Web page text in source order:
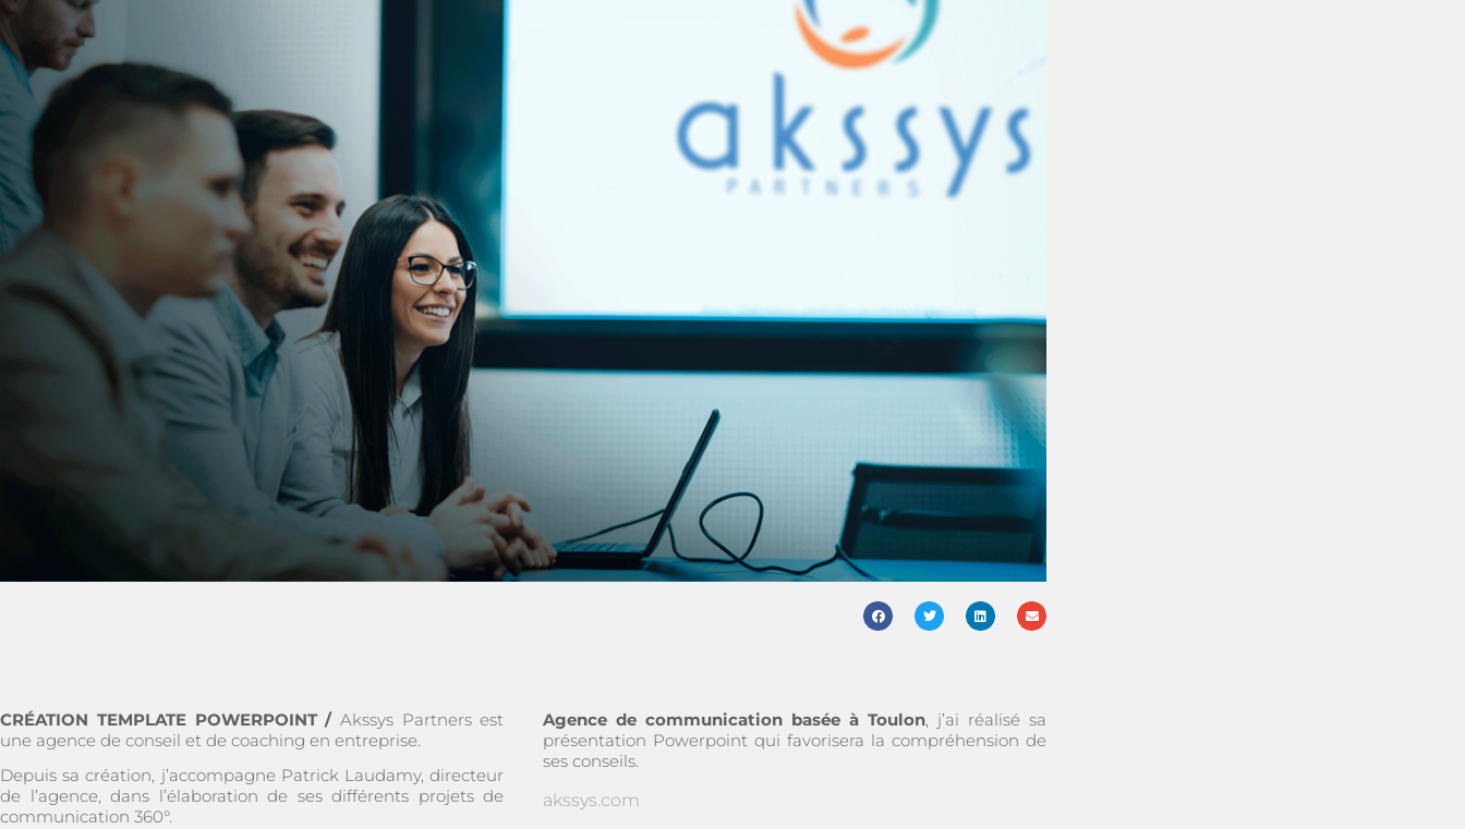
CRÉATION TEMPLATE POWERPOINT / Akssys Partners est
une agence de conseil et de coaching en entreprise.
Depuis sa création, j’accompagne Patrick Laudamy, directeur
de l’agence, dans l’élaboration de ses différents projets de
communication 360°.
Agence de communication basée à Toulon, j’ai réalisé sa
présentation Powerpoint qui favorisera la compréhension de
ses conseils.
akssys.com